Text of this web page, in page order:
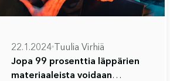
22.1.2024 Tuulia Virhiä
Jopa 99 prosenttia läppärien
materiaaleista voidaan